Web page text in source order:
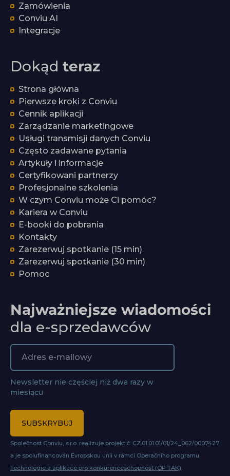
Zamówienia
Conviu AI
Integracje
Dokąd teraz
Strona główna
Pierwsze kroki z Conviu
Cennik aplikacji
Zarządzanie marketingowe
Usługi transmisji danych Conviu
Często zadawane pytania
Artykuły i informacje
Certyfikowani partnerzy
Profesjonalne szkolenia
W czym Conviu może Ci pomóc?
Kariera w Conviu
E-booki do pobrania
Kontakty
Zarezerwuj spotkanie (15 min)
Zarezerwuj spotkanie (30 min)
Pomoc
Najważniejsze wiadomości
dla e-sprzedawców
Newsletter nie częściej niż dwa razy w
miesiącu
SUBSKRYBUJ
Společnost Conviu, s.r.o. realizuje projekt č. CZ.01.01.01/01/24_062/0007427
a je spolufinancován Evropskou unií v rámci Operačního programu
Technologie a aplikace pro konkurenceschopnost (OP TAK).